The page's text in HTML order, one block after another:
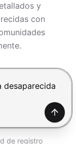
y
con
para añadir
de registro